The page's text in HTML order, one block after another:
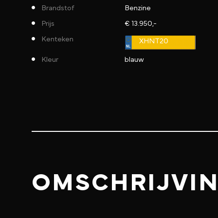
Brandstof Benzine
Prijs € 13.950,-
Kenteken XHNT20
Kleur blauw